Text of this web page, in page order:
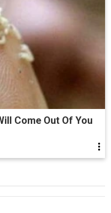
Come Out Of You